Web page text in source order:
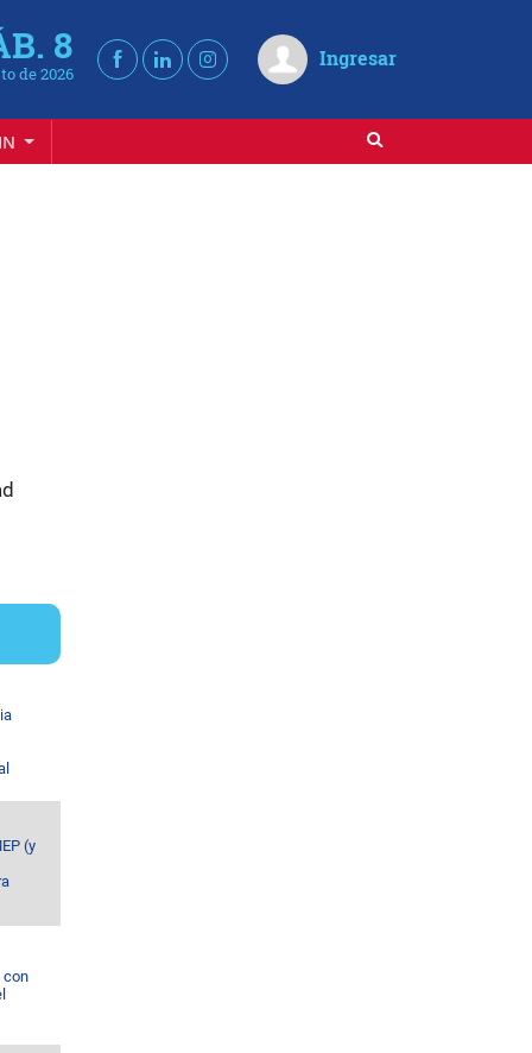
8
de 2026
Ingresar
(y
con